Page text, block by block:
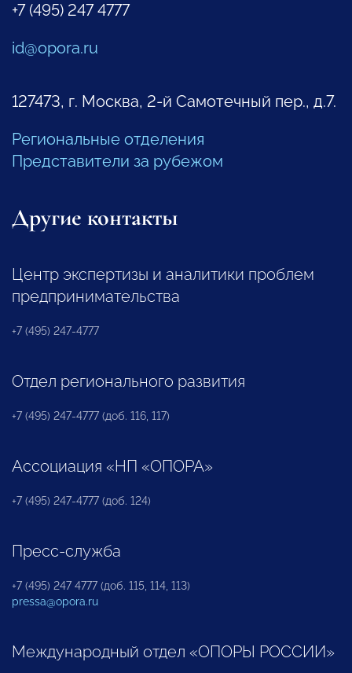
+7 (495) 247 4777
id@opora.ru
127473, г. Москва, 2-й Самотечный пер., д.7.
Региональные отделения
Представители за рубежом
Другие контакты
Центр экспертизы и аналитики проблем
предпринимательства
+7 (495) 247-4777
Отдел регионального развития
+7 (495) 247-4777 (доб. 116, 117)
Ассоциация «НП «ОПОРА»
+7 (495) 247-4777 (доб. 124)
Пресс-служба
+7 (495) 247 4777 (доб. 115, 114, 113)
pressa@opora.ru
Международный отдел «ОПОРЫ РОССИИ»